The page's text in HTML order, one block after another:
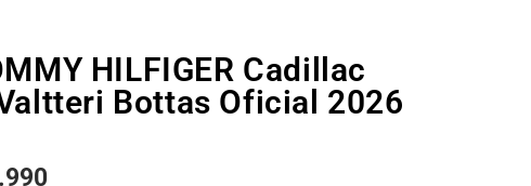
HILFIGER Cadillac
Bottas Oficial 2026